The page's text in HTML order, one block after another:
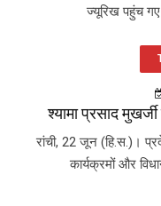
ज्यूरिख पहुंच
श्यामा प्रसाद
रांची, 22 जून (हि.स.)।
कार्यक्रमों और